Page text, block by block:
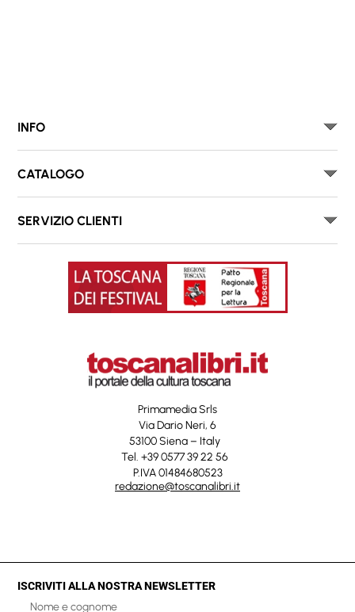
INFO
CATALOGO
SERVIZIO CLIENTI
Primamedia Srls
Via Dario Neri, 6
53100 Siena – Italy
Tel. +39 0577 39 22 56
P.IVA 01484680523
redazione@toscanalibri.it
ISCRIVITI ALLA NOSTRA NEWSLETTER